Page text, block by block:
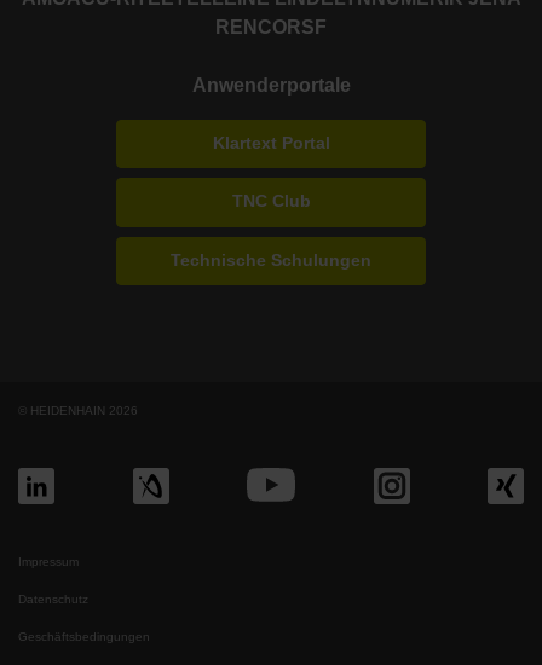
RENCORSF
Anwenderportale
Klartext Portal
TNC Club
Technische Schulungen
© HEIDENHAIN 2026
Impressum
Datenschutz
Geschäftsbedingungen